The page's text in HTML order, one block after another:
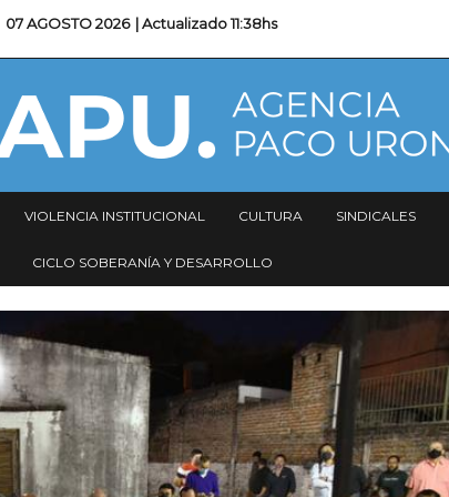
07 AGOSTO 2026 | Actualizado11:38hs
VIOLENCIA INSTITUCIONAL CULTURA SINDICALES
CICLO SOBERANÍA Y DESARROLLO